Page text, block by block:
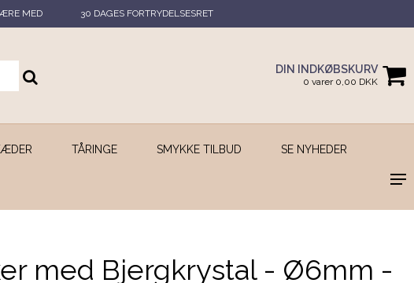
MED 30 DAGES FORTRYDELSESRET
DIN INDKØBSKURV
0 varer 0,00 DKK
TÅRINGE SMYKKE TILBUD SE NYHEDER
med Bjergkrystal - Ø6mm -